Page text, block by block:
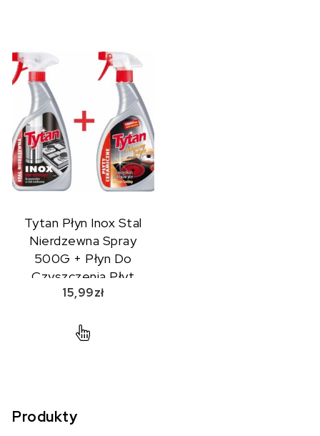
Tytan Płyn Inox Stal
Nierdzewna Spray
500G + Płyn Do
Czyszczenia Płyt
Ceramicznych Spray
15,99zł
Produkty